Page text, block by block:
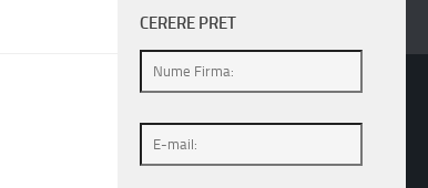
CERERE PRET